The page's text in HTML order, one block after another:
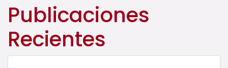
Publicaciones
Recientes